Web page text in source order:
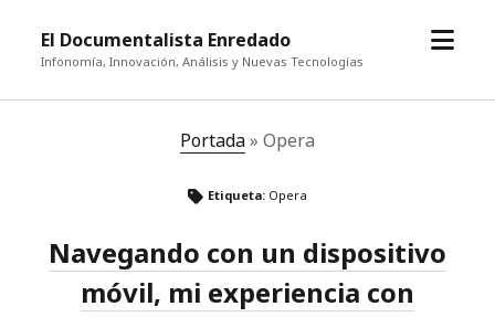
El Documentalista Enredado
Infonomía, Innovación, Análisis y Nuevas Tecnologías
abrir
Portada» Opera
Etiqueta: Opera
Navegando con un dispositivo
móvil, mi experiencia con